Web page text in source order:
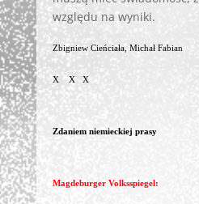
względu na wyniki.
Zbigniew Cieńciała, Michał Fabian
X X X
Zdaniem niemieckiej prasy
Magdeburger Volksspiegel: